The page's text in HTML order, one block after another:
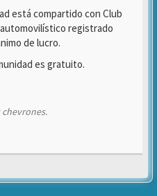
está compartido con Club
registrado
de lucro.
es gratuito.